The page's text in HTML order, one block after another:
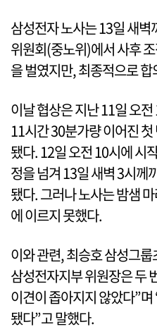
삼성전자 노사는 13일 새
위원회(중노위)에서 사후
을 벌였지만, 최종적으로
이날 협상은 지난 11일 오
11시간 30분가량 이어진
됐다. 12일 오전 10시에 시
정을 넘겨 13일 새벽 3시께
됐다. 그러나 노사는 밤샘
에 이르지 못했다.
이와 관련, 최승호 삼성그
삼성전자지부 위원장은 두
이견이 좁아지지 않았다”
됐다”고 말했다.